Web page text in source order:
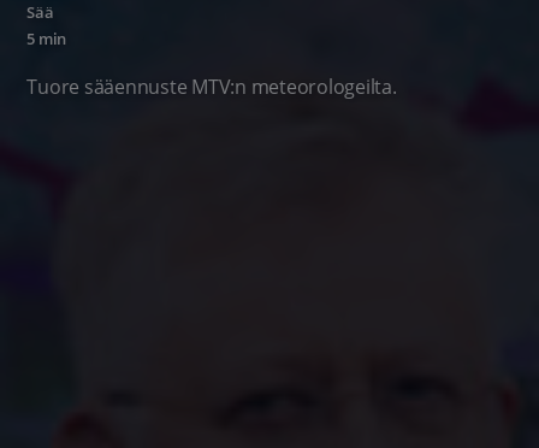
Sää
5 min
Tuore sääennuste MTV:n meteorologeilta.